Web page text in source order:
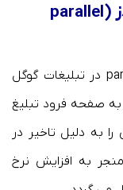
2- کلیک های همزمان در گوگل ادز (parallel
از پایان ماه میلادی گذشته، parallel tracking در تبلیغات گوگل
به صفحه فرود تبلیغ
به دلیل تاخیر در
به افزایش نرخ